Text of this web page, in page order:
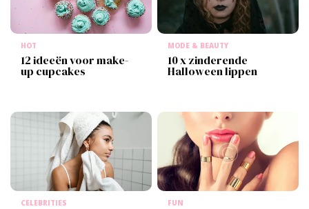
HOT
12 ideeën voor make-
up cupcakes
MODE & BEAUTY
10 x zinderende
Halloween lippen
CELEBRITIES FUN